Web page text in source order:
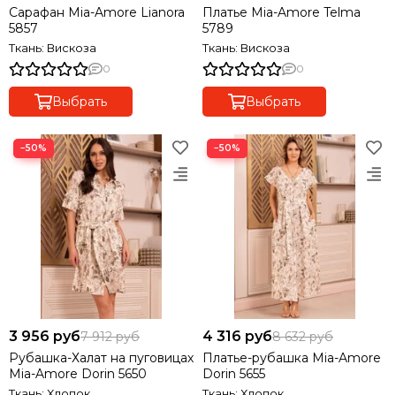
Сарафан Mia-Amore Lianora
5857
Ткань: Вискоза
0
Выбрать
Платье Mia-Amore Telma
5789
Ткань: Вискоза
0
Выбрать
−50%
3 956 руб7 912 руб
Рубашка-Халат на пуговицах
Mia-Amore Dorin 5650
−50%
4 316 руб8 632 руб
Платье-рубашка Mia-Amore
Dorin 5655